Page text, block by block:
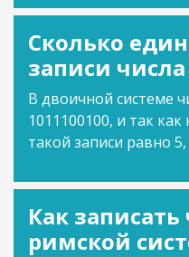
Сколько
записи числа
В двоичной системе
1011100100, и так
такой записи равно
Как записать
римской